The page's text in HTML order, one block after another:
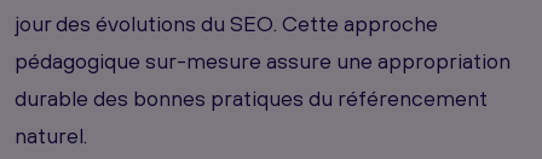
jour des évolutions du SEO. Cette approche
pédagogique sur-mesure assure une appropriation
durable des bonnes pratiques du référencement
naturel.